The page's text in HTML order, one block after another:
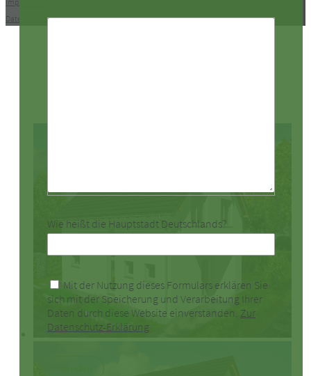
Wie heißt die Hauptstadt Deutschlands?
Mit der Nutzung dieses Formulars erklären Sie
sich mit der Speicherung und Verarbeitung Ihrer
Daten durch diese Website einverstanden. Zur
Datenschutz-Erklärung
Datenschutzerklärung